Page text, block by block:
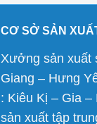
CƠ SỞ SẢN
Xưởng sản xuất
Giang – Hưng
: Kiêu Kị – Gia –
sản xuất tập